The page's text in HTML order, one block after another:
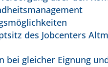
des Jobcenters
bei gleicher Eignung